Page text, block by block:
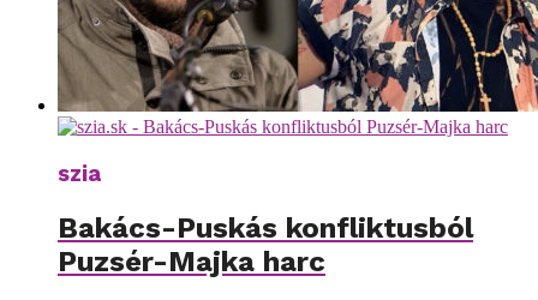
szia
Bakács-Puskás konfliktusból
Puzsér-Majka harc